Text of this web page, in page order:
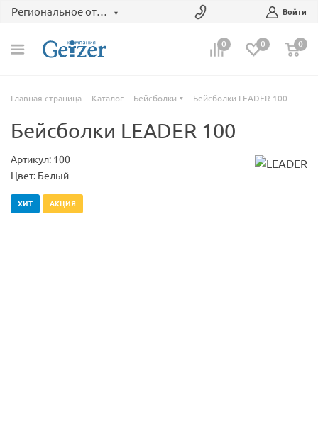
Региональное отделение Войти
0 0 0
Главная страница Каталог Бейсболки Бейсболки LEADER 100
Бейсболки LEADER 100
Артикул: 100
Цвет: Белый
ХИТ АКЦИЯ